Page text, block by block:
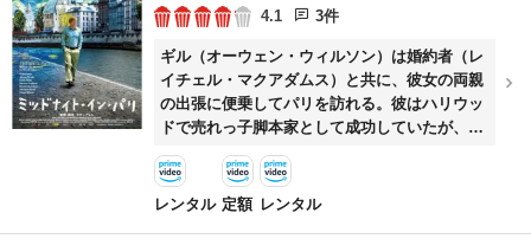
4.1
3件
ギル（オーウェン・ウィルソン）は婚約者（レ
イチェル・マクアダムス）と共に、彼女の両親
の出張に便乗してパリを訪れる。彼はハリウッ
ドで売れっ子脚本家として成功していたが、作
家への夢も捨て切れずにいた。ロマンチストの
ギルは、あこがれの作家ヘミングウェイや画家
のピカソらが暮らした1920年代の黄金期のパリ
レンタル 定額 レンタル